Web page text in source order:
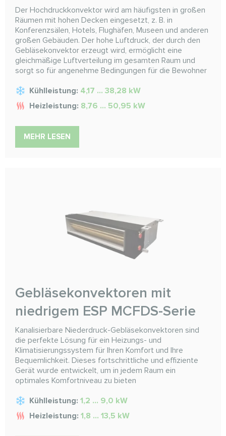
Der Hochdruckkonvektor wird am häufigsten in großen
Räumen mit hohen Decken eingesetzt, z. B. in
Konferenzsälen, Hotels, Flughäfen, Museen und anderen
großen Gebäuden. Der hohe Luftdruck, der durch den
Gebläsekonvektor erzeugt wird, ermöglicht eine
gleichmäßige Luftverteilung im gesamten Raum und
sorgt so für angenehme Bedingungen für die Bewohner
Kühlleistung: 4,17 ... 38,28 kW
Heizleistung: 8,76 ... 50,95 kW
MEHR LESEN
Gebläsekonvektoren mit
niedrigem ESP MCFDS-Serie
Kanalisierbare Niederdruck-Gebläsekonvektoren sind
die perfekte Lösung für ein Heizungs- und
Klimatisierungssystem für Ihren Komfort und Ihre
Bequemlichkeit. Dieses fortschrittliche und effiziente
Gerät wurde entwickelt, um in jedem Raum ein
optimales Komfortniveau zu bieten
Kühlleistung: 1,2 ... 9,0 kW
Heizleistung: 1,8 ... 13,5 kW